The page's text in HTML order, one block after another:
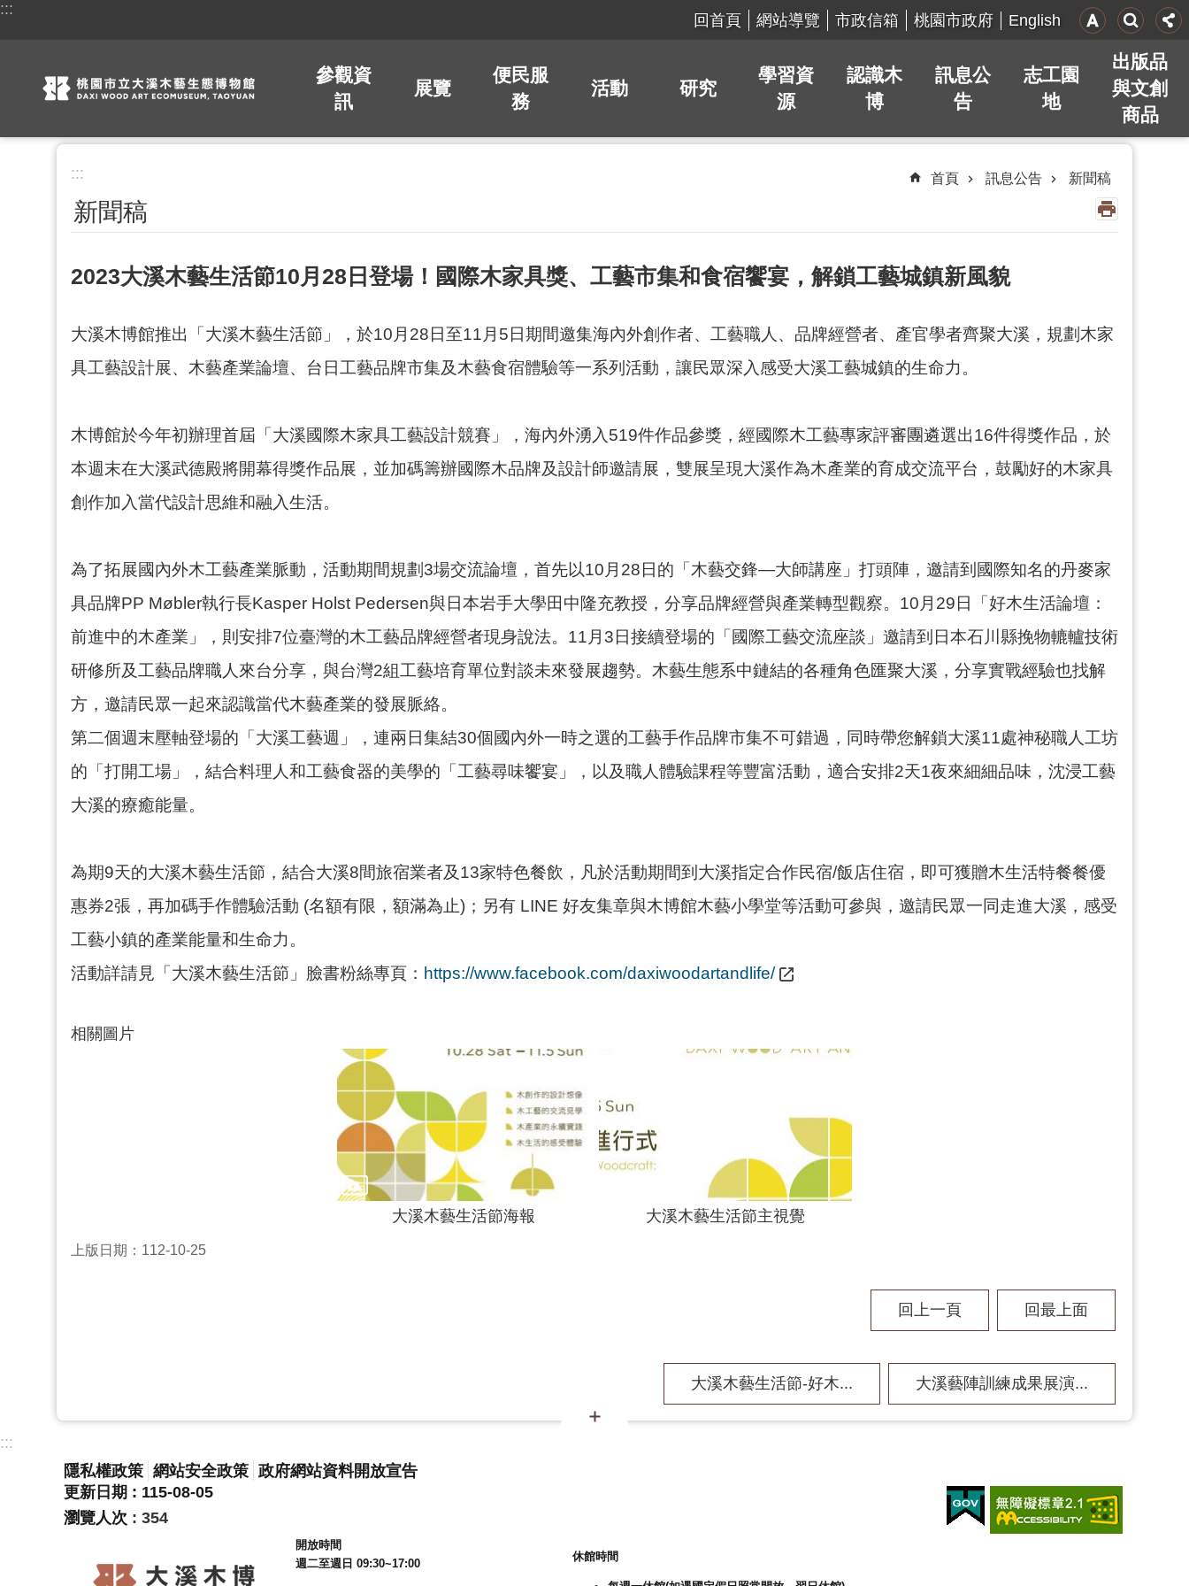
跳到主要內容區塊
:::
回首頁 網站導覽 市政信箱 桃園市政府 English
參觀資
訊
展覽
便民服
務
活動 研究
學習資
源
認識木
博
訊息公
告
志工園
地
出版品
與文創
商品
::: 首頁 訊息公告 新聞稿
新聞稿
2023大溪木藝生活節10月28日登場！國際木家具獎、工藝市集和食宿饗宴，解鎖工藝城鎮新風貌
大溪木博館推出「大溪木藝生活節」，於10月28日至11月5日期間邀集海內外創作者、工藝職人、品牌經營者、產官學者齊聚大溪，規劃木家
具工藝設計展、木藝產業論壇、台日工藝品牌市集及木藝食宿體驗等一系列活動，讓民眾深入感受大溪工藝城鎮的生命力。
木博館於今年初辦理首屆「大溪國際木家具工藝設計競賽」，海內外湧入519件作品參獎，經國際木工藝專家評審團遴選出16件得獎作品，於
本週末在大溪武德殿將開幕得獎作品展，並加碼籌辦國際木品牌及設計師邀請展，雙展呈現大溪作為木產業的育成交流平台，鼓勵好的木家具
創作加入當代設計思維和融入生活。
為了拓展國內外木工藝產業脈動，活動期間規劃3場交流論壇，首先以10月28日的「木藝交鋒—大師講座」打頭陣，邀請到國際知名的丹麥家
具品牌PP Møbler執行長Kasper Holst Pedersen與日本岩手大學田中隆充教授，分享品牌經營與產業轉型觀察。10月29日「好木生活論壇：
前進中的木產業」，則安排7位臺灣的木工藝品牌經營者現身說法。11月3日接續登場的「國際工藝交流座談」邀請到日本石川縣挽物轆轤技術
研修所及工藝品牌職人來台分享，與台灣2組工藝培育單位對談未來發展趨勢。木藝生態系中鏈結的各種角色匯聚大溪，分享實戰經驗也找解
方，邀請民眾一起來認識當代木藝產業的發展脈絡。
第二個週末壓軸登場的「大溪工藝週」，連兩日集結30個國內外一時之選的工藝手作品牌市集不可錯過，同時帶您解鎖大溪11處神秘職人工坊
的「打開工場」，結合料理人和工藝食器的美學的「工藝尋味饗宴」，以及職人體驗課程等豐富活動，適合安排2天1夜來細細品味，沈浸工藝
大溪的療癒能量。
為期9天的大溪木藝生活節，結合大溪8間旅宿業者及13家特色餐飲，凡於活動期間到大溪指定合作民宿/飯店住宿，即可獲贈木生活特餐餐優
惠券2張，再加碼手作體驗活動 (名額有限，額滿為止)；另有 LINE 好友集章與木博館木藝小學堂等活動可參與，邀請民眾一同走進大溪，感受
工藝小鎮的產業能量和生命力。
活動詳請見「大溪木藝生活節」臉書粉絲專頁： https://www.facebook.com/daxiwoodartandlife/
相關圖片
大溪木藝生活節海報 大溪木藝生活節主視覺
上版日期：112-10-25
回上一頁 回最上面
大溪木藝生活節-好木... 大溪藝陣訓練成果展演...
:::
隱私權政策 網站安全政策 政府網站資料開放宣告
更新日期
115-08-05
瀏覽人次
354
開放時間
週二至週日 09:30~17:00
休館時間